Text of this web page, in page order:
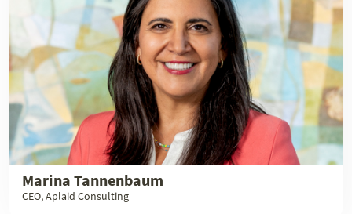
Marina Tannenbaum
CEO, Aplaid Consulting